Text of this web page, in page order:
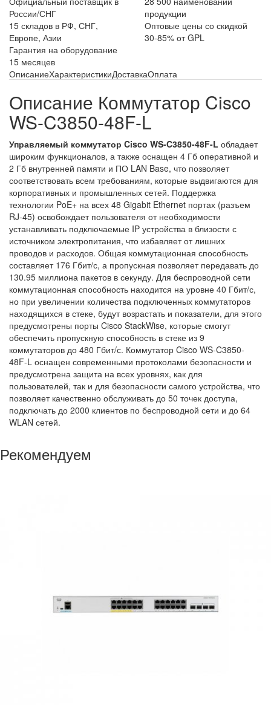
России/СНГ
продукции
15 складов в РФ, СНГ,
Европе, Азии
Оптовые цены со скидкой
30-85% от GPL
Гарантия на оборудование
15 месяцев
ОписаниеХарактеристикиДоставкаОплата
Описание Коммутатор Cisco
WS-C3850-48F-L
Управляемый коммутатор Cisco WS-C3850-48F-L обладает
широким функционалов, а также оснащен 4 Гб оперативной и
2 Гб внутренней памяти и ПО LAN Base, что позволяет
соответствовать всем требованиям, которые выдвигаются для
корпоративных и промышленных сетей. Поддержка
технологии PoE+ на всех 48 Gigabit Ethernet портах (разъем
RJ-45) освобождает пользователя от необходимости
устанавливать подключаемые IP устройства в близости с
источником электропитания, что избавляет от лишних
проводов и расходов. Общая коммутационная способность
составляет 176 Гбит/с, а пропускная позволяет передавать до
130.95 миллиона пакетов в секунду. Для беспроводной сети
коммутационная способность находится на уровне 40 Гбит/с,
но при увеличении количества подключенных коммутаторов
находящихся в стеке, будут возрастать и показатели, для этого
предусмотрены порты Cisco StackWise, которые смогут
обеспечить пропускную способность в стеке из 9
коммутаторов до 480 Гбит/с. Коммутатор Cisco WS-C3850-
48F-L оснащен современными протоколами безопасности и
предусмотрена защита на всех уровнях, как для
пользователей, так и для безопасности самого устройства, что
позволяет качественно обслуживать до 50 точек доступа,
подключать до 2000 клиентов по беспроводной сети и до 64
WLAN сетей.
Рекомендуем